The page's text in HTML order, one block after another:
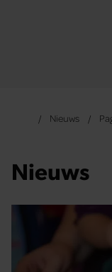
Nieuws
Nieuws